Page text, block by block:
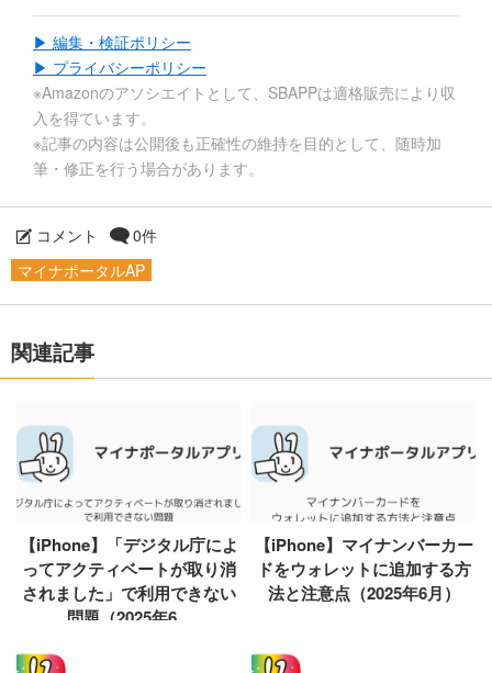
▶ 編集・検証ポリシー
▶ プライバシーポリシー
※Amazonのアソシエイトとして、SBAPPは適格販売により収
入を得ています。
※記事の内容は公開後も正確性の維持を目的として、随時加
筆・修正を行う場合があります。
コメント
0件
マイナポータルAP
関連記事
【iPhone】「デジタル庁によ
ってアクティベートが取り消
されました」で利用できない
問題（2025年6...
【iPhone】マイナンバーカー
ドをウォレットに追加する方
法と注意点（2025年6月）